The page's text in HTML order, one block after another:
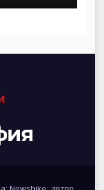
Newshike , автор